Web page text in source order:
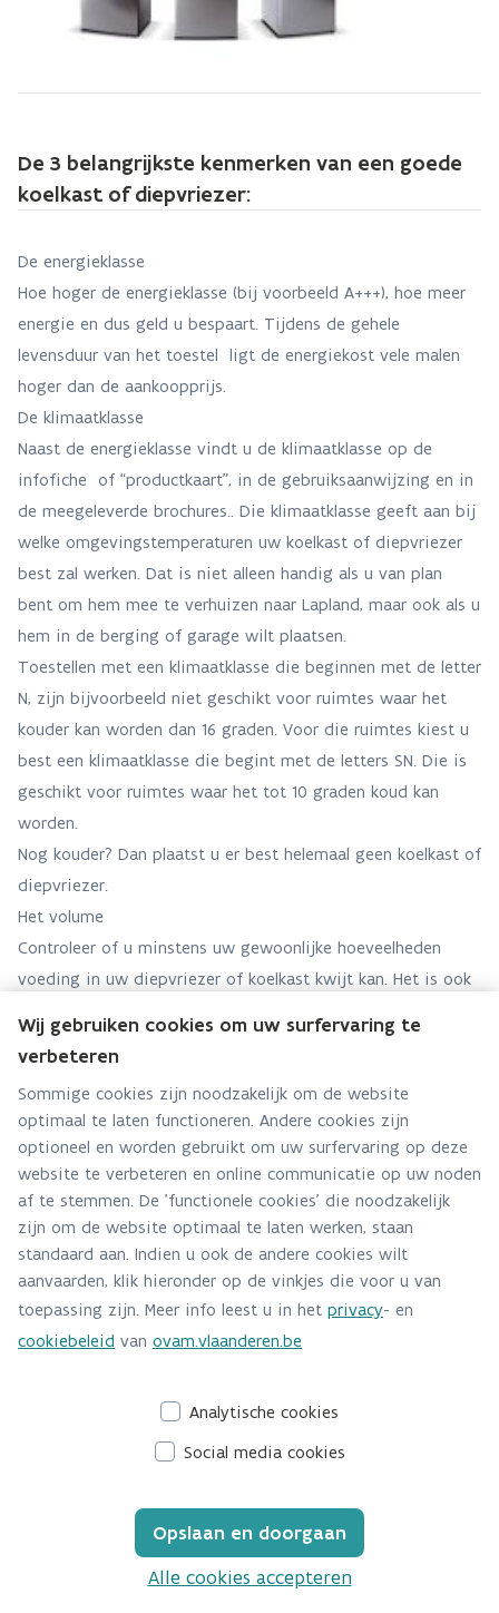
De 3 belangrijkste kenmerken van een goede
koelkast of diepvriezer:
De energieklasse
Hoe hoger de energieklasse (bij voorbeeld A+++), hoe meer
energie en dus geld u bespaart. Tijdens de gehele
levensduur van het toestel ligt de energiekost vele malen
hoger dan de aankoopprijs.
De klimaatklasse
Naast de energieklasse vindt u de klimaatklasse op de
infofiche of “productkaart”, in de gebruiksaanwijzing en in
de meegeleverde brochures.. Die klimaatklasse geeft aan bij
welke omgevingstemperaturen uw koelkast of diepvriezer
best zal werken. Dat is niet alleen handig als u van plan
bent om hem mee te verhuizen naar Lapland, maar ook als u
hem in de berging of garage wilt plaatsen.
Toestellen met een klimaatklasse die beginnen met de letter
N, zijn bijvoorbeeld niet geschikt voor ruimtes waar het
kouder kan worden dan 16 graden. Voor die ruimtes kiest u
best een klimaatklasse die begint met de letters SN. Die is
geschikt voor ruimtes waar het tot 10 graden koud kan
worden.
Nog kouder? Dan plaatst u er best helemaal geen koelkast of
diepvriezer.
Het volume
Controleer of u minstens uw gewoonlijke hoeveelheden
voeding in uw diepvriezer of koelkast kwijt kan. Het is ook
De Koopwijzer
Welk type gebruiker ben ik?
Welke koelkasttechnologieën bestaan er?
Statische koude
Welke koelkasten en diepvriezers bestaan
er?
Wij gebruiken cookies om uw surfervaring te
verbeteren
Sommige cookies zijn noodzakelijk om de website
optimaal te laten functioneren. Andere cookies zijn
optioneel en worden gebruikt om uw surfervaring op deze
website te verbeteren en online communicatie op uw noden
af te stemmen. De 'functionele cookies' die noodzakelijk
zijn om de website optimaal te laten werken, staan
standaard aan. Indien u ook de andere cookies wilt
aanvaarden, klik hieronder op de vinkjes die voor u van
toepassing zijn. Meer info leest u in het privacy- en
cookiebeleid van ovam.vlaanderen.be
Analytische cookies
Social media cookies
Opslaan en doorgaan
Alle cookies accepteren